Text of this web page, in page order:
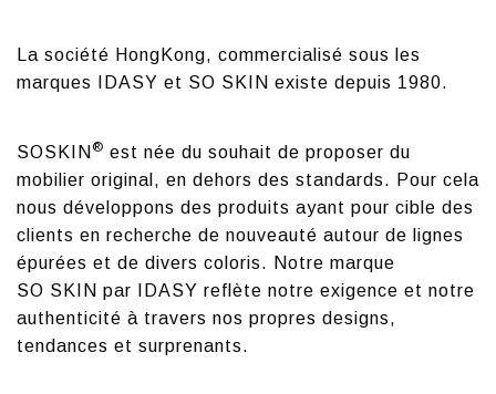
La société HongKong, commercialisé sous les
marques IDASY et SO SKIN existe depuis 1980.
SOSKIN ® est née du souhait de proposer du
mobilier original, en dehors des standards. Pour cela
nous développons des produits ayant pour cible des
clients en recherche de nouveauté autour de lignes
épurées et de divers coloris. Notre marque
SO SKIN par IDASY reflète notre exigence et notre
authenticité à travers nos propres designs,
tendances et surprenants.